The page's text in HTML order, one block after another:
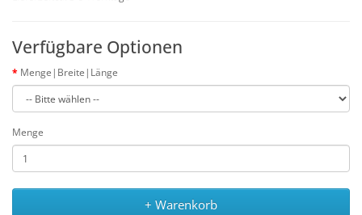
Verfügbare Optionen
Menge|Breite|Länge
Menge
+ Warenkorb